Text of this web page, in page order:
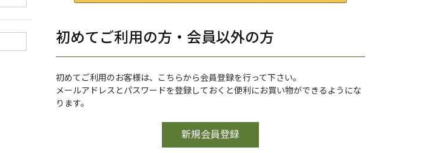
初めてご利用の方・会員以外の方
初めてご利用のお客様は、こちらから会員登録を行って下さい。
メールアドレスとパスワードを登録しておくと便利にお買い物ができるようにな
ります。